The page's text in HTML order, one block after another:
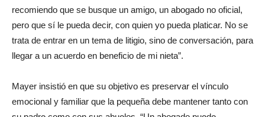
recomiendo que se busque un amigo, un abogado no oficial,
pero que sí le pueda decir, con quien yo pueda platicar. No se
trata de entrar en un tema de litigio, sino de conversación, para
llegar a un acuerdo en beneficio de mi nieta”.
Mayer insistió en que su objetivo es preservar el vínculo
emocional y familiar que la pequeña debe mantener tanto con